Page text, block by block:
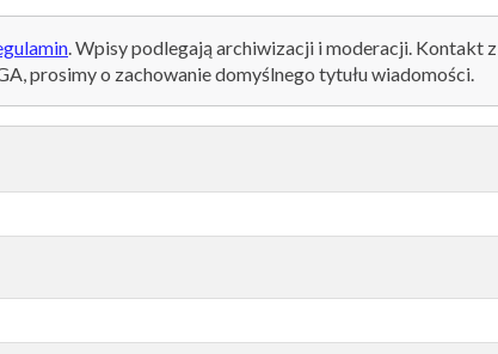
. Wpisy podlegają archiwizacji i moderacji. Kontakt z
prosimy o zachowanie domyślnego tytułu wiadomości.